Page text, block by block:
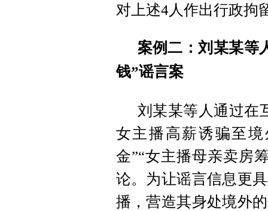
对上述4人作出行政拘
案例二：刘某某等
钱”谣言案
刘某某等人通过在
女主播高薪诱骗至
金”“女主播母亲卖房
论。为让谣言信息更
播，营造其身处境外